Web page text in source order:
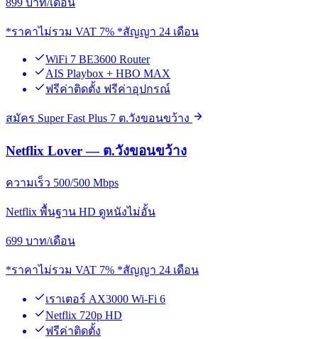
899 บาท/เดือน
*ราคาไม่รวม VAT 7% *สัญญา 24 เดือน
WiFi 7 BE3600 Router
AIS Playbox + HBO MAX
ฟรีค่าติดตั้ง ฟรีค่าอุปกรณ์
สมัคร Super Fast Plus 7 ต.วังขอนขว้าง
Netflix Lover — ต.วังขอนขว้าง
ความเร็ว 500/500 Mbps
Netflix พื้นฐาน HD ดูหนังไม่อั้น
699 บาท/เดือน
*ราคาไม่รวม VAT 7% *สัญญา 24 เดือน
เราเตอร์ AX3000 Wi-Fi 6
Netflix 720p HD
ฟรีค่าติดตั้ง